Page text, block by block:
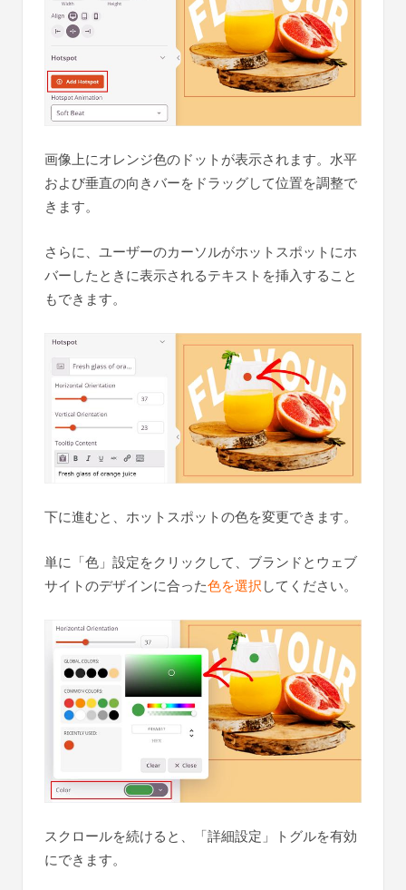
画像上にオレンジ色のドットが表示されます。水平
および垂直の向きバーをドラッグして位置を調整で
きます。
さらに、ユーザーのカーソルがホットスポットにホ
バーしたときに表示されるテキストを挿入すること
もできます。
下に進むと、ホットスポットの色を変更できます。
単に「色」設定をクリックして、ブランドとウェブ
サイトのデザインに合った色を選択してください。
スクロールを続けると、「詳細設定」トグルを有効
にできます。